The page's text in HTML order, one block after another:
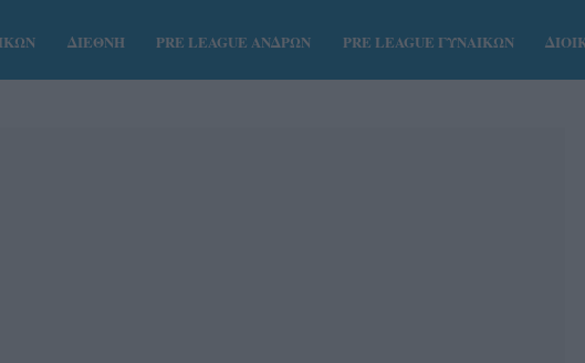
ΔΙΕΘΝΗ PRE LEAGUE ΑΝΔΡΩΝ PRE LEAGUE ΓΥΝΑΙΚΩΝ